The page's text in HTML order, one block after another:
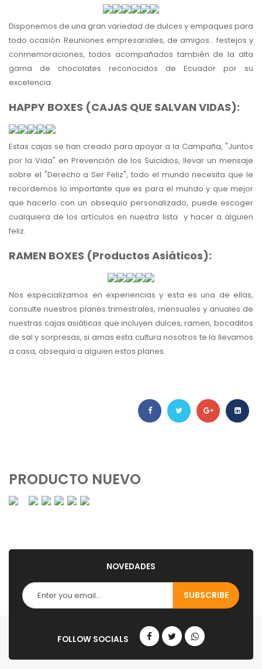
Disponemos de una gran variedad de dulces y empaques para
todo ocasión. Reuniones empresariales, de amigos... festejos y
conmemoraciones, todos acompañados también de la alta
gama de chocolates reconocidos de Ecuador por su
excelencia.
HAPPY BOXES (CAJAS QUE SALVAN VIDAS):
Estas cajas se han creado para apoyar a la Campaña, "Juntos
por la Vida" en Prevención de los Suicidios, llevar un mensaje
sobre el "Derecho a Ser Feliz", todo el mundo necesita que le
recordemos lo importante que es para el mundo y que mejor
que hacerlo con un obsequio personalizado, puede escoger
cualquiera de los artículos en nuestra lista y hacer a alguien
feliz.
RAMEN BOXES (Productos Asiáticos):
Nos especializamos en experiencias y esta es una de ellas,
consulte nuestros planes trimestrales, mensuales y anuales de
nuestras cajas asiáticas que incluyen dulces, ramen, bocaditos
de sal y sorpresas, si amas esta cultura nosotros te la llevamos
a casa, obsequia a alguien estos planes.
PRODUCTO NUEVO
NOVEDADES